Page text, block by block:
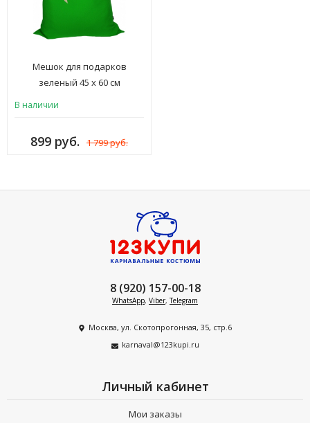
Мешок для подарков
зеленый 45 х 60 см
В наличии
899 руб. 1 799 руб.
8 (920) 157-00-18
WhatsApp, Viber,Telegram
Москва, ул. Скотопрогонная, 35, стр.6
karnaval@123kupi.ru
Личный кабинет
Мои заказы